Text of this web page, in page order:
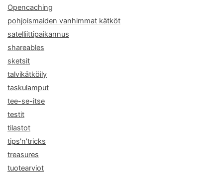
Opencaching
pohjoismaiden vanhimmat kätköt
satelliittipaikannus
shareables
sketsit
talvikätköily
taskulamput
tee-se-itse
testit
tilastot
tips'n'tricks
treasures
tuotearviot